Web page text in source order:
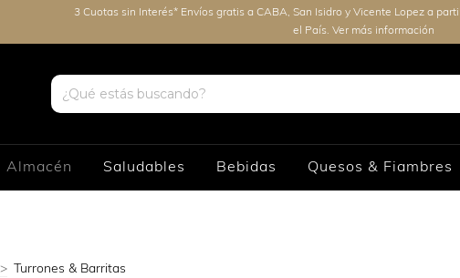
3 Cuotas sin Interés* Envíos gratis a CABA, San Isidro y Vicente Lopez a
el País. Ver más información
Almacén Saludables Bebidas Quesos & Fiambres
> Turrones & Barritas